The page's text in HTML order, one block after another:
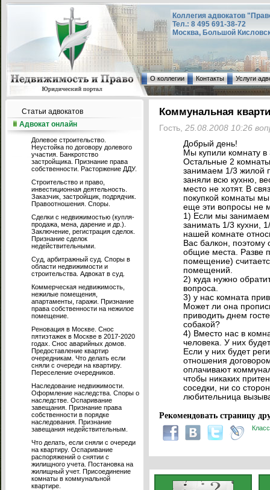
Коллегия адвокатов
Тел.: 8 495 691-38-72
Москва, Большой
О коллегии Контакты Услуги
Статьи адвокатов
Адвокат онлайн
Долевое строительство.
Неустойка по договору долевого
участия. Банкротство
застройщика. Признание права
собственности. Расторжение ДДУ.
Строительство и право,
инвестиционная деятельность.
Заказчик, застройщик, подрядчик.
Правоотношения. Споры.
Сделки с недвижимостью (купля-
продажа, мена, дарение и др.).
Заключение, регистрация сделок.
Признание сделок
недействительными.
Суд, арбитражный суд. Споры в
области недвижимости и
строительства. Адвокат в суд.
Коммерческая недвижимость,
нежилые помещения,
апартаменты, гаражи. Признание
права собственности на нежилое
помещение.
Реновация в Москве. Снос
пятиэтажек в Москве в 2017-2020
годах. Снос аварийных домов.
Предоставление квартир
очередникам. Что делать если
сняли с очереди на квартиру.
Переселение очередников.
Наследование недвижимости.
Оформление наследства. Споры о
наследстве. Оспаривание
завещания. Признание права
собственности в порядке
наследования. Признание
завещания недействительным.
Что делать, если сняли с очереди
на квартиру. Оспаривание
распоряжений о снятии с
жилищного учета. Постановка на
жилищный учет. Присоединение
комнаты в коммунальной
квартире.
Коммунальная
Гость, 25.08.2008 10:26
Добрый день!
Мы купили комнату в
Остальные 2
занимаем 1/3 жилой
заняли всю кухню,
место не хотят. В
покупкой комнаты
еще эти вопросы не
1) Если мы
занимать 1/3 кухни,
нашей комнате
Вас балкон, поэтому
общие места. Разве
помещение)
помещений.
2) куда нужно
вопроса.
3) у нас комната
Может ли она
приводить днем
собакой?
4) Вместо нас в
человека. У них
Если у них будет
отношения
оплачивают
чтобы никаких
соседки, ни со
любительница
Рекомендовать страницу